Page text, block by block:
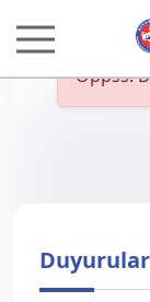
Oppss!
Duyurular